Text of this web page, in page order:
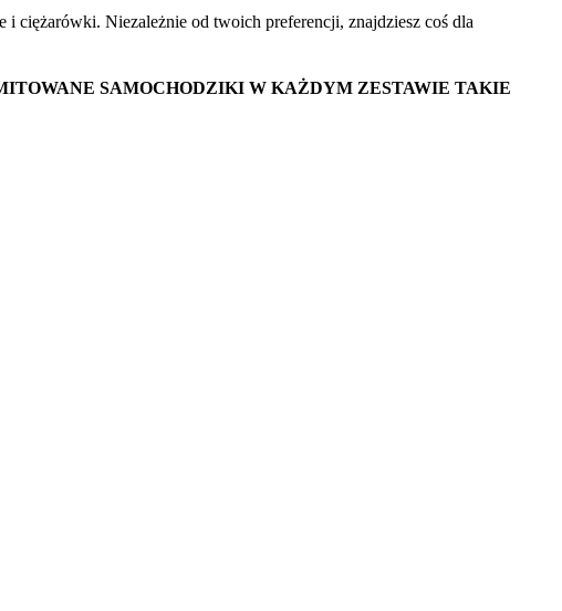
ciężarówki. Niezależnie od twoich preferencji, znajdziesz coś dla
SAMOCHODZIKI W KAŻDYM ZESTAWIE TAKIE